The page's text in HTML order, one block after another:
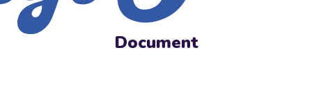
Document